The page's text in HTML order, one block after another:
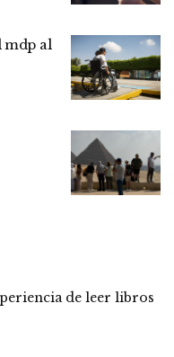
mdp al
de leer libros